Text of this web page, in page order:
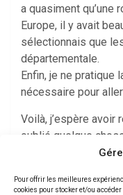
Pour offrir les meilleures
cookies pour stocker et/ou
a quasiment qu’une
Europe, il y avait
sélectionnais que
départementale.
Enfin, je ne pratique
nécessaire pour
Voilà, j’espère avoir
oublié quelque